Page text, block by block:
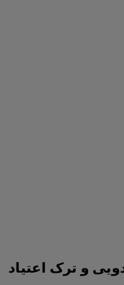
و ترک اعتیاد